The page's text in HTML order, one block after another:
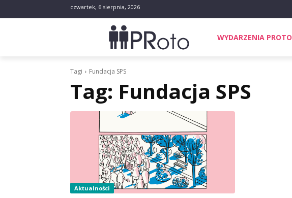
czwartek, 6 sierpnia, 2026
WYDARZENIA PROTO
Tagi Fundacja SPS
Tag: Fundacja SPS
Aktualności